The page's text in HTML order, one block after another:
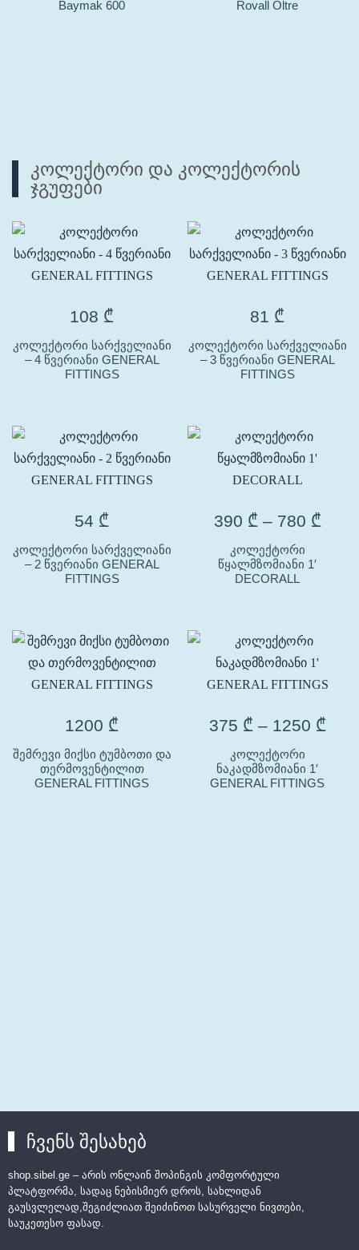
Baymak 600 Rovall Oltre
კოლექტორი და კოლექტორის
ჯგუფები
108 ₾
კოლექტორი სარქველიანი
– 4 წვერიანი GENERAL
FITTINGS
81 ₾
კოლექტორი სარქველიანი
– 3 წვერიანი GENERAL
FITTINGS
54 ₾
კოლექტორი სარქველიანი
– 2 წვერიანი GENERAL
FITTINGS
390 ₾ – 780 ₾
კოლექტორი
წყალმზომიანი 1′
DECORALL
1200 ₾
შემრევი მიქსი ტუმბოთი და
თერმოვენტილით
GENERAL FITTINGS
375 ₾ – 1250 ₾
კოლექტორი
ნაკადმზომიანი 1′
GENERAL FITTINGS
ჩვენს შესახებ
shop.sibel.ge – არის ონლაინ შოპინგის კომფორტული
პლატფორმა, სადაც ნებისმიერ დროს, სახლიდან
გაუსვლელად,შეგიძლიათ შეიძინოთ სასურველი ნივთები,
საუკეთესო ფასად.